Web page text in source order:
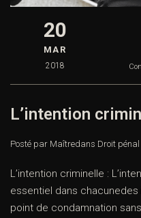
20
MAR
2018
L’intention
Posté par Maîtredans Droit pénal
L’intention criminelle :
essentiel dans
point de condamnation